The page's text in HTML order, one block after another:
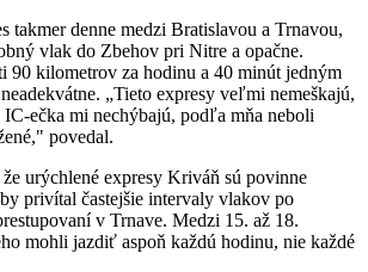
takmer denne medzi Bratislavou a Trnavou,
vlak do Zbehov pri Nitre a opačne.
90 kilometrov za hodinu a 40 minút jedným
„Tieto expresy veľmi nemeškajú,
ečka mi nechýbajú, podľa mňa neboli
povedal.
urýchlené expresy Kriváň sú povinne
privítal častejšie intervaly vlakov po
v Trnave. Medzi 15. až 18.
mohli jazdiť aspoň každú hodinu, nie každé